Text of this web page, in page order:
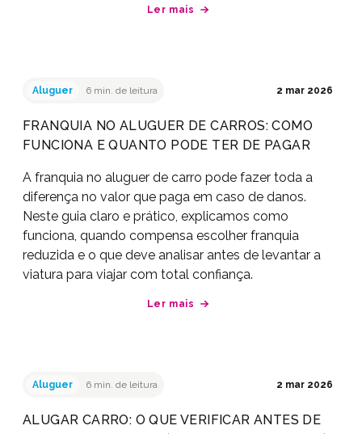
Ler mais
Aluguer 6 min. de leitura 2 mar 2026
FRANQUIA NO ALUGUER DE CARROS: COMO
FUNCIONA E QUANTO PODE TER DE PAGAR
A franquia no aluguer de carro pode fazer toda a
diferença no valor que paga em caso de danos.
Neste guia claro e prático, explicamos como
funciona, quando compensa escolher franquia
reduzida e o que deve analisar antes de levantar a
viatura para viajar com total confiança.
Ler mais
Aluguer 6 min. de leitura 2 mar 2026
ALUGAR CARRO: O QUE VERIFICAR ANTES DE